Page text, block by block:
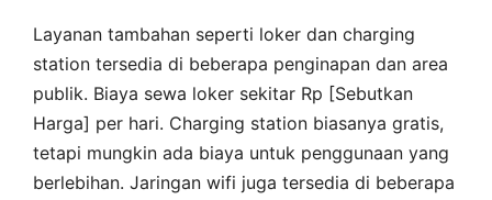
Layanan tambahan seperti loker dan charging
station tersedia di beberapa penginapan dan area
publik. Biaya sewa loker sekitar Rp [Sebutkan
Harga] per hari. Charging station biasanya gratis,
tetapi mungkin ada biaya untuk penggunaan yang
berlebihan. Jaringan wifi juga tersedia di beberapa